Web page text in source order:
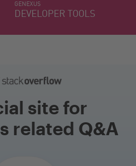
GENEXUS
DEVELOPER TOOLS
site for
related Q&A